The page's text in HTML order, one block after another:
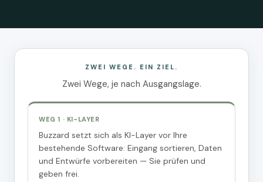
ZWEI WEGE. EIN ZIEL.
Zwei Wege, je nach Ausgangslage.
WEG 1 · KI-LAYER
Buzzard setzt sich als KI-Layer vor Ihre
bestehende Software: Eingang sortieren, Daten
und Entwürfe vorbereiten — Sie prüfen und
geben frei.